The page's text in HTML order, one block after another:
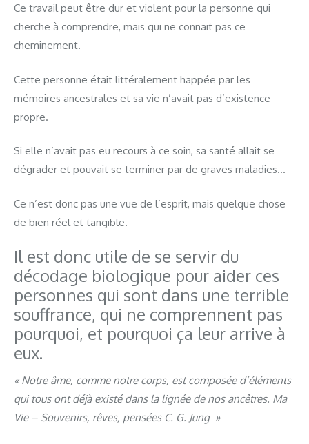
Ce travail peut être dur et violent pour la personne qui
cherche à comprendre, mais qui ne connait pas ce
cheminement.
Cette personne était littéralement happée par les
mémoires ancestrales et sa vie n’avait pas d’existence
propre.
Si elle n’avait pas eu recours à ce soin, sa santé allait se
dégrader et pouvait se terminer par de graves maladies…
Ce n’est donc pas une vue de l’esprit, mais quelque chose
de bien réel et tangible.
Il est donc utile de se servir du
décodage biologique pour aider ces
personnes qui sont dans une terrible
souffrance, qui ne comprennent pas
pourquoi, et pourquoi ça leur arrive à
eux.
« Notre âme, comme notre corps, est composée d’éléments
qui tous ont déjà existé dans la lignée de nos ancêtres. Ma
Vie – Souvenirs, rêves, pensées C. G. Jung »